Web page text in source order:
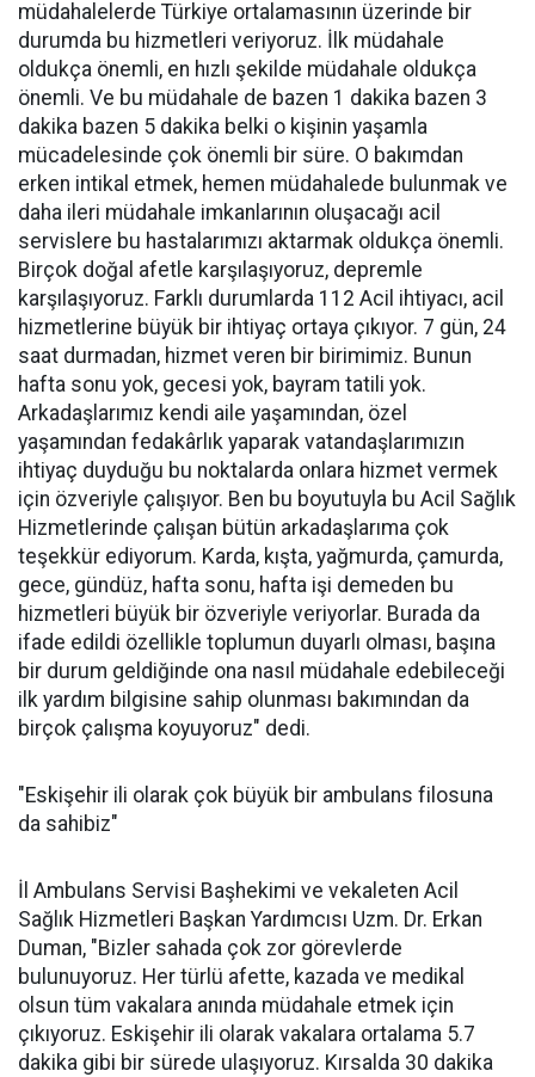
müdahalelerde Türkiye ortalamasının üzerinde bir
durumda bu hizmetleri veriyoruz. İlk müdahale
oldukça önemli, en hızlı şekilde müdahale oldukça
önemli. Ve bu müdahale de bazen 1 dakika bazen 3
dakika bazen 5 dakika belki o kişinin yaşamla
mücadelesinde çok önemli bir süre. O bakımdan
erken intikal etmek, hemen müdahalede bulunmak ve
daha ileri müdahale imkanlarının oluşacağı acil
servislere bu hastalarımızı aktarmak oldukça önemli.
Birçok doğal afetle karşılaşıyoruz, depremle
karşılaşıyoruz. Farklı durumlarda 112 Acil ihtiyacı, acil
hizmetlerine büyük bir ihtiyaç ortaya çıkıyor. 7 gün, 24
saat durmadan, hizmet veren bir birimimiz. Bunun
hafta sonu yok, gecesi yok, bayram tatili yok.
Arkadaşlarımız kendi aile yaşamından, özel
yaşamından fedakârlık yaparak vatandaşlarımızın
ihtiyaç duyduğu bu noktalarda onlara hizmet vermek
için özveriyle çalışıyor. Ben bu boyutuyla bu Acil Sağlık
Hizmetlerinde çalışan bütün arkadaşlarıma çok
teşekkür ediyorum. Karda, kışta, yağmurda, çamurda,
gece, gündüz, hafta sonu, hafta işi demeden bu
hizmetleri büyük bir özveriyle veriyorlar. Burada da
ifade edildi özellikle toplumun duyarlı olması, başına
bir durum geldiğinde ona nasıl müdahale edebileceği
ilk yardım bilgisine sahip olunması bakımından da
birçok çalışma koyuyoruz" dedi.
"Eskişehir ili olarak çok büyük bir ambulans filosuna
da sahibiz"
İl Ambulans Servisi Başhekimi ve vekaleten Acil
Sağlık Hizmetleri Başkan Yardımcısı Uzm. Dr. Erkan
Duman, "Bizler sahada çok zor görevlerde
bulunuyoruz. Her türlü afette, kazada ve medikal
olsun tüm vakalara anında müdahale etmek için
çıkıyoruz. Eskişehir ili olarak vakalara ortalama 5.7
dakika gibi bir sürede ulaşıyoruz. Kırsalda 30 dakika